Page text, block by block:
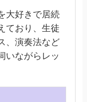
大好きで居続
ており、生徒
、演奏法など
いながらレッ